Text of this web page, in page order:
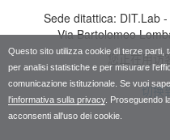
Questo sito utilizza cookie di terze parti,
per analisi statistiche e per misurare
comunicazione istituzionale. Se vuoi
l'informativa sulla privacy. Proseguendo
acconsenti all'uso dei cookie.
Sede ditattica: DIT.Lab
Via Bartolomeo
您正在用访
切换